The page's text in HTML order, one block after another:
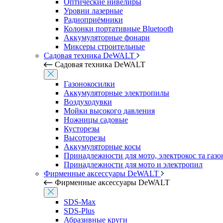
Оптические нивелиры
Уровни лазерные
Радиоприёмники
Колонки портативные Bluetooth
Аккумуляторные фонари
Миксеры строительные
Садовая техника DeWALT
Садовая техника DeWALT
Газонокосилки
Аккумуляторные электропилы
Воздуходувки
Мойки высокого давления
Ножницы садовые
Кусторезы
Высоторезы
Аккумуляторные косы
Принадлежности для мото, электрокос та
Принадлежности для мото и электропил
Фирменные аксессуары DeWALT
Фирменные аксессуары DeWALT
SDS-Max
SDS-Plus
Абразивные круги